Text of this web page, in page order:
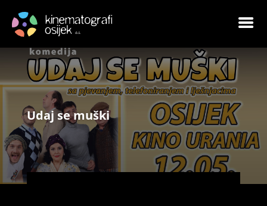
Udaj se muški